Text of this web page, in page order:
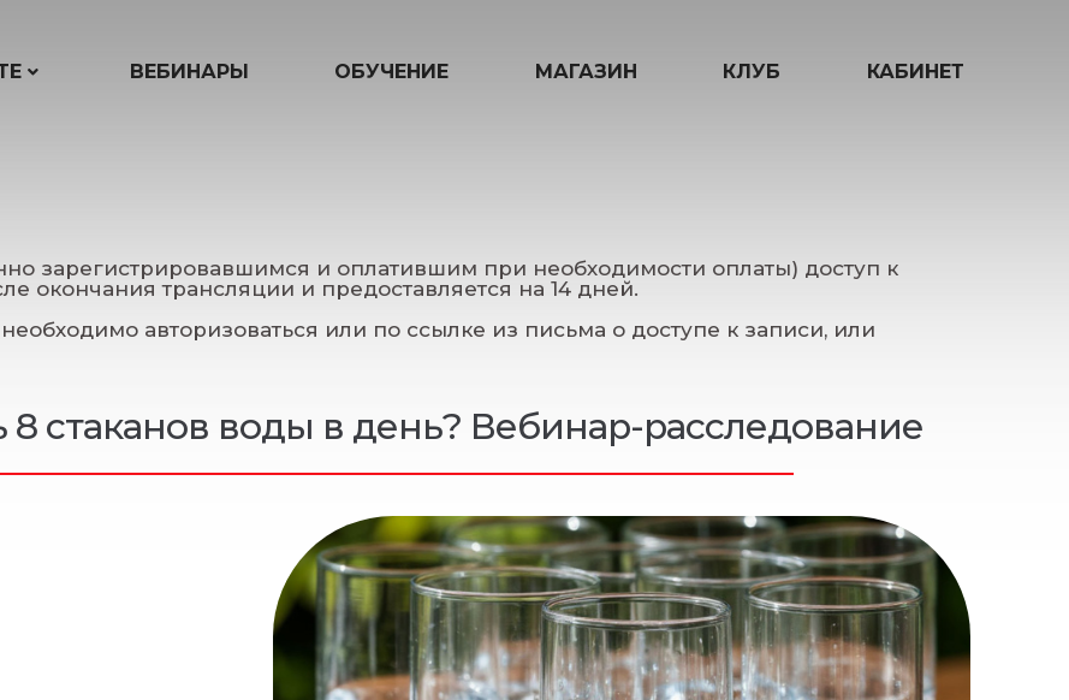
ВЕБИНАРЫ ОБУЧЕНИЕ МАГАЗИН КЛУБ КАБИНЕТ
зарегистрировавшимся и оплатившим при необходимости оплаты) доступ к
окончания трансляции и предоставляется на 14 дней.
авторизоваться или по ссылке из письма о доступе к записи, или
8 стаканов воды в день? Вебинар-расследование